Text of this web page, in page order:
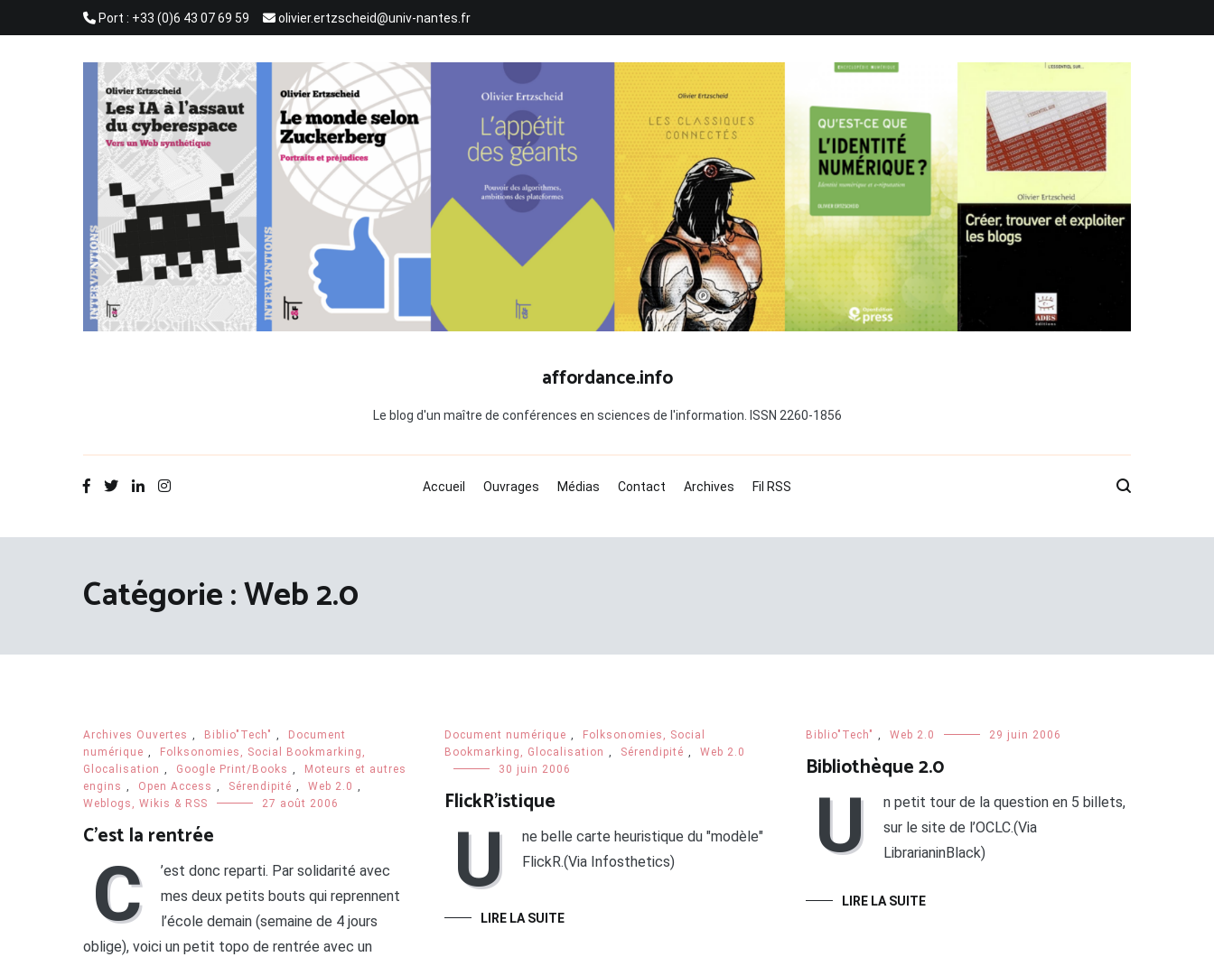
Port : +33 (0)6 43 07 69 59 olivier.ertzscheid@univ-nantes.fr
affordance.info
Le blog d'un maître de conférences en sciences de l'information. ISSN 2260-1856
Accueil Ouvrages Médias Contact Archives Fil RSS
Catégorie :Web 2.0
Archives Ouvertes , Biblio"Tech" ,
Document
numérique ,
Folksonomies, Social Bookmarking,
Glocalisation , Google Print/Books ,
Moteurs et autres
engins , Open Access , Sérendipité , Web 2.0 ,
Weblogs, Wikis & RSS
27 août 2006
C’est la rentrée
C
’est donc reparti. Par solidarité avec
mes deux petits bouts qui reprennent
l’école demain (semaine de 4 jours
oblige), voici un petit topo de rentrée avec un
Document numérique ,
Folksonomies, Social
Bookmarking, Glocalisation , Sérendipité ,
Web 2.0
30 juin 2006
FlickR’istique
U
ne belle carte heuristique du "modèle"
FlickR.(Via Infosthetics)
LIRE LA SUITE
Biblio"Tech" , Web 2.0 29 juin 2006
Bibliothèque 2.0
U
n petit tour de la question en 5 billets,
sur le site de l’OCLC.(Via
LibrarianinBlack)
LIRE LA SUITE